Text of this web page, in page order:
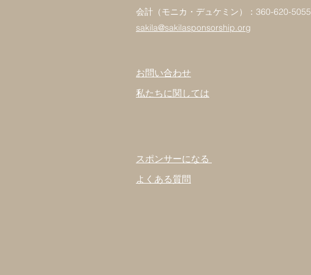
会計（モニカ・デュケミン）：360-620-5055
sakila@sakilasponsorship.org
お問い合わせ
私たちに関しては
スポンサーになる
よくある質問